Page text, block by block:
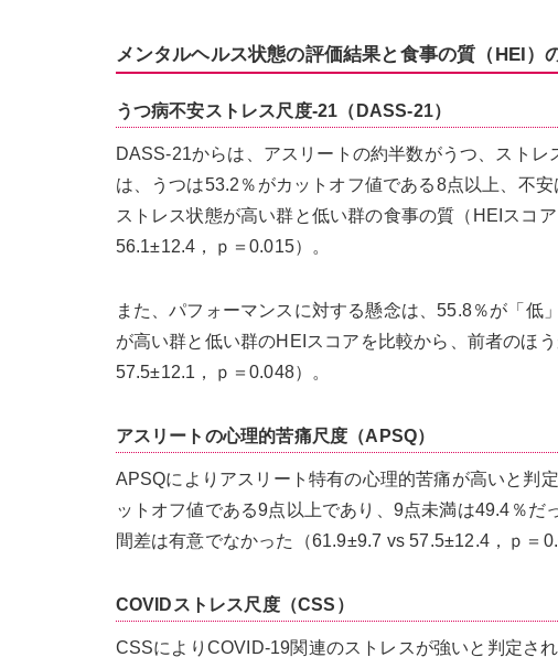
メンタルヘルス状態の評価結果と食事の質（HEI）
うつ病不安ストレス尺度-21（DASS-21）
DASS-21からは、アスリートの約半数がうつ、スト
は、うつは53.2％がカットオフ値である8点以上、不
ストレス状態が高い群と低い群の食事の質（HEIスコ
56.1±12.4，ｐ＝0.015）。
また、パフォーマンスに対する懸念は、55.8％が「
が高い群と低い群のHEIスコアを比較から、前者のほ
57.5±12.1，ｐ＝0.048）。
アスリートの心理的苦痛尺度（APSQ）
APSQによりアスリート特有の心理的苦痛が高いと判
ットオフ値である9点以上であり、9点未満は49.4％
間差は有意でなかった（61.9±9.7 vs 57.5±12.4，ｐ＝
COVIDストレス尺度（CSS）
CSSによりCOVID-19関連のストレスが強いと判定さ